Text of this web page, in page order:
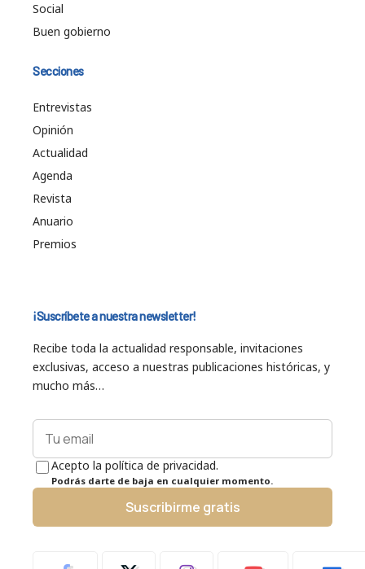
Social
Buen gobierno
Secciones
Entrevistas
Opinión
Actualidad
Agenda
Revista
Anuario
Premios
¡Suscríbete a nuestra newsletter!
Recibe toda la actualidad responsable, invitaciones
exclusivas, acceso a nuestras publicaciones históricas, y
mucho más…
Acepto la política de privacidad.
Podrás darte de baja en cualquier momento.
Suscribirme gratis